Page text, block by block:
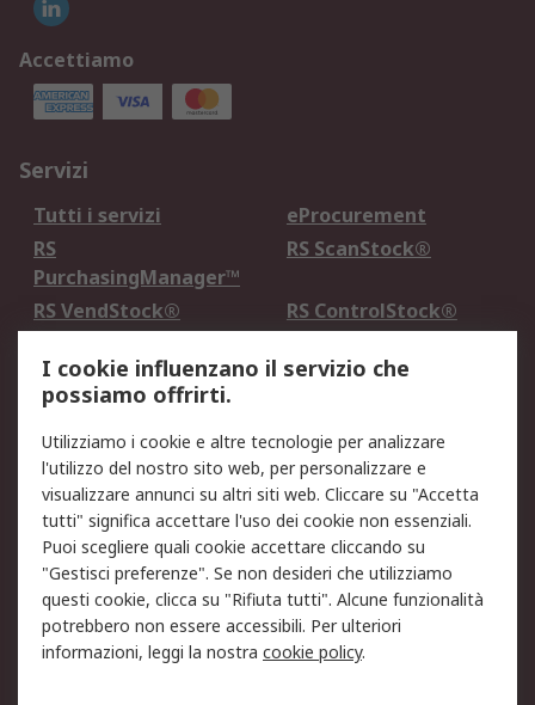
Accettiamo
Servizi
Tutti i servizi
eProcurement
RS
PurchasingManager™
RS ScanStock®
RS VendStock®
RS ControlStock®
Legale
Informativa Cookie
Informativa Privacy -
Aggiornata
Email Security
Termini d'uso
Condizioni di vendita
Condizioni generali di
servizio
Etica e responsabilità
Chi Siamo
I cookie influenzano il servizio che
possiamo offrirti.
Utilizziamo i cookie e altre tecnologie per analizzare
l'utilizzo del nostro sito web, per personalizzare e
visualizzare annunci su altri siti web. Cliccare su "Accetta
tutti" significa accettare l'uso dei cookie non essenziali.
Puoi scegliere quali cookie accettare cliccando su
"Gestisci preferenze". Se non desideri che utilizziamo
questi cookie, clicca su "Rifiuta tutti". Alcune funzionalità
potrebbero non essere accessibili. Per ulteriori
informazioni, leggi la nostra cookie policy.